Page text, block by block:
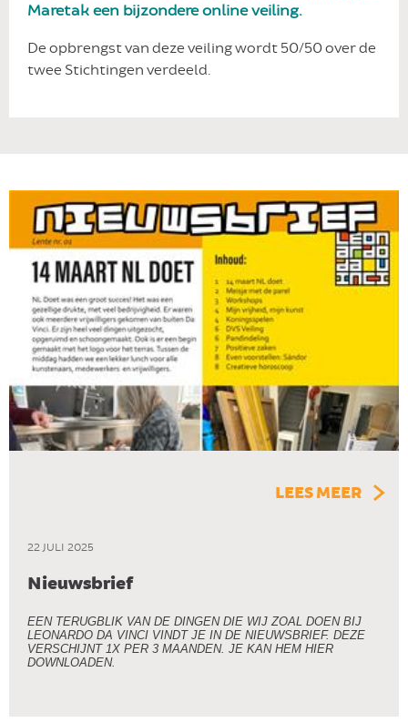
Maretak een bijzondere online veiling.
De opbrengst van deze veiling wordt 50/50 over de
twee Stichtingen verdeeld.
22 JULI 2025
Nieuwsbrief
EEN TERUGBLIK VAN DE DINGEN DIE WIJ ZOAL DOEN BIJ
LEONARDO DA VINCI VINDT JE IN DE NIEUWSBRIEF. DEZE
VERSCHIJNT 1X PER 3 MAANDEN. JE KAN HEM HIER
DOWNLOADEN.
LEES MEER